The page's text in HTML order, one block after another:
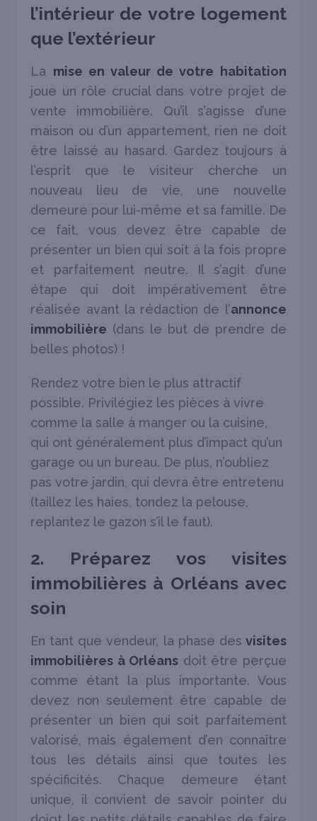
l’intérieur de votre logement
que l’extérieur
La mise en valeur de votre habitation
joue un rôle crucial dans votre projet de
vente immobilière. Qu’il s’agisse d’une
maison ou d’un appartement, rien ne doit
être laissé au hasard. Gardez toujours à
l’esprit que le visiteur cherche un
nouveau lieu de vie, une nouvelle
demeure pour lui-même et sa famille. De
ce fait, vous devez être capable de
présenter un bien qui soit à la fois propre
et parfaitement neutre. Il s’agit d’une
étape qui doit impérativement être
réalisée avant la rédaction de l’annonce
immobilière (dans le but de prendre de
belles photos) !
Rendez votre bien le plus attractif
possible. Privilégiez les pièces à vivre
comme la salle à manger ou la cuisine,
qui ont généralement plus d’impact qu’un
garage ou un bureau. De plus, n’oubliez
pas votre jardin, qui devra être entretenu
(taillez les haies, tondez la pelouse,
replantez le gazon s’il le faut).
2. Préparez vos visites
immobilières à Orléans avec
soin
En tant que vendeur, la phase des visites
immobilières à Orléans doit être perçue
comme étant la plus importante. Vous
devez non seulement être capable de
présenter un bien qui soit parfaitement
valorisé, mais également d’en connaître
tous les détails ainsi que toutes les
spécificités. Chaque demeure étant
unique, il convient de savoir pointer du